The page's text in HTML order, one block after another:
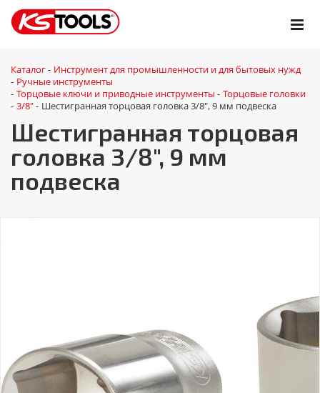
Каталог - Инструмент для промышленности и для бытовых нужд
- Ручные инструменты
- Торцовые ключи и приводные инструменты - Торцовые головки
- 3/8" - Шестигранная торцовая головка 3/8", 9 мм подвеска
Шестигранная торцовая
головка 3/8", 9 мм
подвеска